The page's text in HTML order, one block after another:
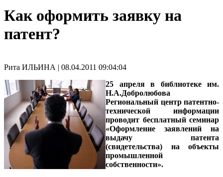
Как оформить заявку на
патент?
Рита ИЛЬИНА | 08.04.2011 09:04:04
25 апреля в библиотеке им.
Н.А.Добролюбова
Региональный центр патентно-
технической информации
проводит бесплатный семинар
«Оформление заявлений на
выдачу патента
(свидетельства) на объекты
промышленной
собственности».